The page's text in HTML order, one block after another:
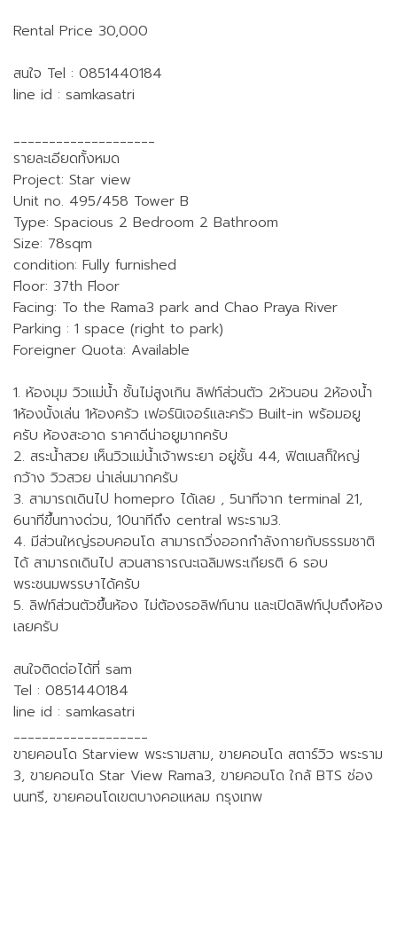
Rental Price 30,000
สนใจ Tel : 0851440184
line id : samkasatri
____________________
รายละเอียดทั้งหมด
Project: Star view
Unit no. 495/458 Tower B
Type: Spacious 2 Bedroom 2 Bathroom
Size: 78sqm
condition: Fully furnished
Floor: 37th Floor
Facing: To the Rama3 park and Chao Praya River
Parking : 1 space (right to park)
Foreigner Quota: Available
1. ห้องมุม วิวแม่น้ำ ชั้นไม่สูงเกิน ลิฟท์ส่วนตัว 2หัวนอน 2ห้องน้ำ
1ห้องนั้งเล่น 1ห้องครัว เฟอร์นิเจอร์และครัว Built-in พร้อมอยู
ครับ ห้องสะอาด ราคาดีน่าอยูมากครับ
2. สระน้ำสวย เห็นวิวแม่น้ำเจ้าพระยา อยู่ชั้น 44, ฟิตเนสก็ใหญ่
กว้าง วิวสวย น่าเล่นมากครับ
3. สามารถเดินไป homepro ได้เลย , 5นาทีจาก terminal 21,
6นาทีขึ้นทางด่วน, 10นาทีถึง central พระราม3.
4. มีส่วนใหญ่รอบคอนโด สามารถวิ่งออกกำลังกายกับธรรมชาติ
ได้ สามารถเดินไป สวนสาธารณะเฉลิมพระเกียรติ 6 รอบ
พระชนมพรรษาได้ครับ
5. ลิฟท์ส่วนตัวขึ้นห้อง ไม่ต้องรอลิฟท์นาน และเปิดลิฟท์ปุบถึงห้อง
เลยครับ
สนใจติดต่อได้ที่ sam
Tel : 0851440184
line id : samkasatri
___________________
ขายคอนโด Starview พระรามสาม, ขายคอนโด สตาร์วิว พระราม
3, ขายคอนโด Star View Rama3, ขายคอนโด ใกล้ BTS ช่อง
นนทรี, ขายคอนโดเขตบางคอแหลม กรุงเทพ